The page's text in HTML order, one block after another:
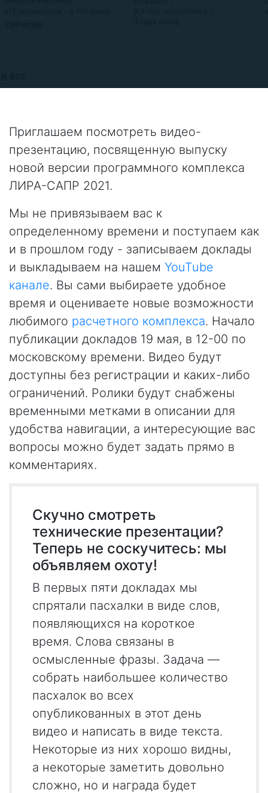
Приглашаем посмотреть видео-
презентацию, посвященную выпуску
новой версии программного комплекса
ЛИРА-САПР 2021.
Мы не привязываем вас к
определенному времени и поступаем как
и в прошлом году - записываем доклады
и выкладываем на нашем YouTube
канале. Вы сами выбираете удобное
время и оцениваете новые возможности
любимого расчетного комплекса. Начало
публикации докладов 19 мая, в 12-00 по
московскому времени. Видео будут
доступны без регистрации и каких-либо
ограничений. Ролики будут снабжены
временными метками в описании для
удобства навигации, а интересующие вас
вопросы можно будет задать прямо в
комментариях.
Скучно смотреть
технические презентации?
Теперь не соскучитесь: мы
объявляем охоту!
В первых пяти докладах мы
спрятали пасхалки в виде слов,
появляющихся на короткое
время. Cлова связаны в
осмысленные фразы. Задача —
собрать наибольшее количество
пасхалок во всех
опубликованных в этот день
видео и написать в виде текста.
Некоторые из них хорошо видны,
а некоторые заметить довольно
сложно, но и награда будет